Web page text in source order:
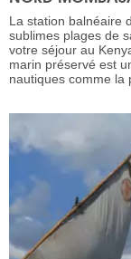
La station balnéaire
sublimes plages de
votre séjour au
marin préservé est
nautiques comme la